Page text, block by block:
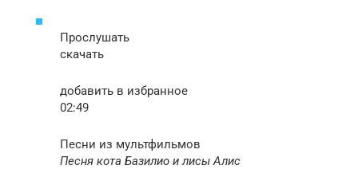
Прослушать
скачать
добавить в избранное
02:49
Песни из мультфильмов
Песня кота Базилио и лисы Алис